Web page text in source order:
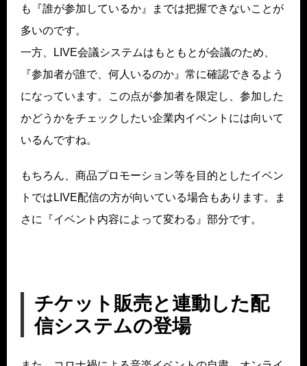
も『誰が参加しているか』までは把握できないことが
多いのです。
一方、LIVE会議システムはもともとが会議のため、
『参加者が誰で、何人いるのか』常に確認できるよう
になっています。この点が参加者を限定し、参加した
かどうかをチェックしたい企業内イベントには向いて
いるんですね。
もちろん、商品プロモーション等を目的としたイベン
トではLIVE配信の方が向いている場合もあります。ま
さに『イベント内容によって変わる』部分です。
チケット販売と連動した配
信システムの登場